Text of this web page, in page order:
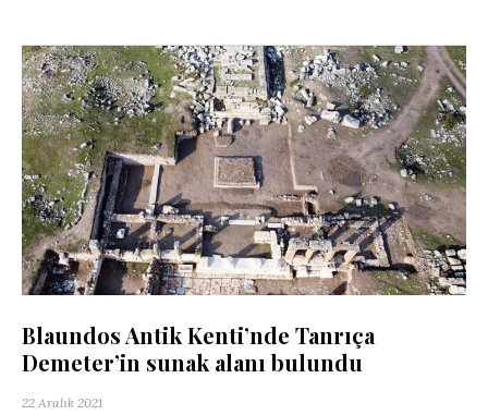
Blaundos Antik Kenti’nde Tanrıça
Demeter’in sunak alanı bulundu
22 Aralık 2021